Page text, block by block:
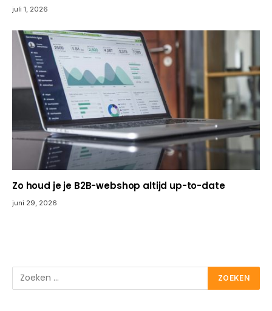
juli 1, 2026
Zo houd je je B2B-webshop altijd up-to-date
juni 29, 2026